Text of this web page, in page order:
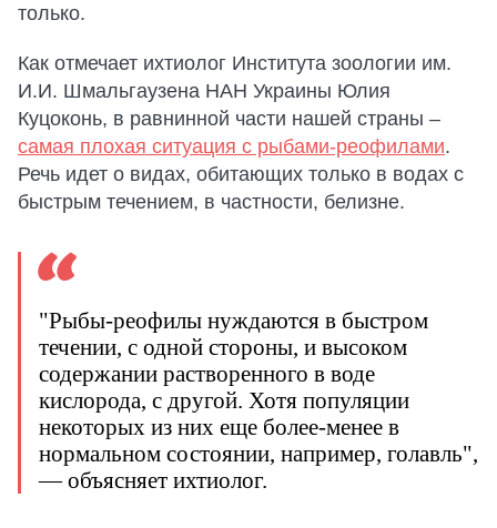
только.
Как отмечает ихтиолог Института зоологии им.
И.И. Шмальгаузена НАН Украины Юлия
Куцоконь, в равнинной части нашей страны –
самая плохая ситуация с рыбами-реофилами.
Речь идет о видах, обитающих только в водах с
быстрым течением, в частности, белизне.
"Рыбы-реофилы нуждаются в быстром
течении, с одной стороны, и высоком
содержании растворенного в воде
кислорода, с другой. Хотя популяции
некоторых из них еще более-менее в
нормальном состоянии, например, голавль",
— объясняет ихтиолог.